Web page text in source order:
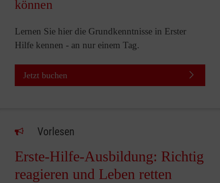
können
Lernen Sie hier die Grundkenntnisse in Erster
Hilfe kennen - an nur einem Tag.
Jetzt buchen
Vorlesen
Erste-Hilfe-Ausbildung: Richtig
reagieren und Leben retten